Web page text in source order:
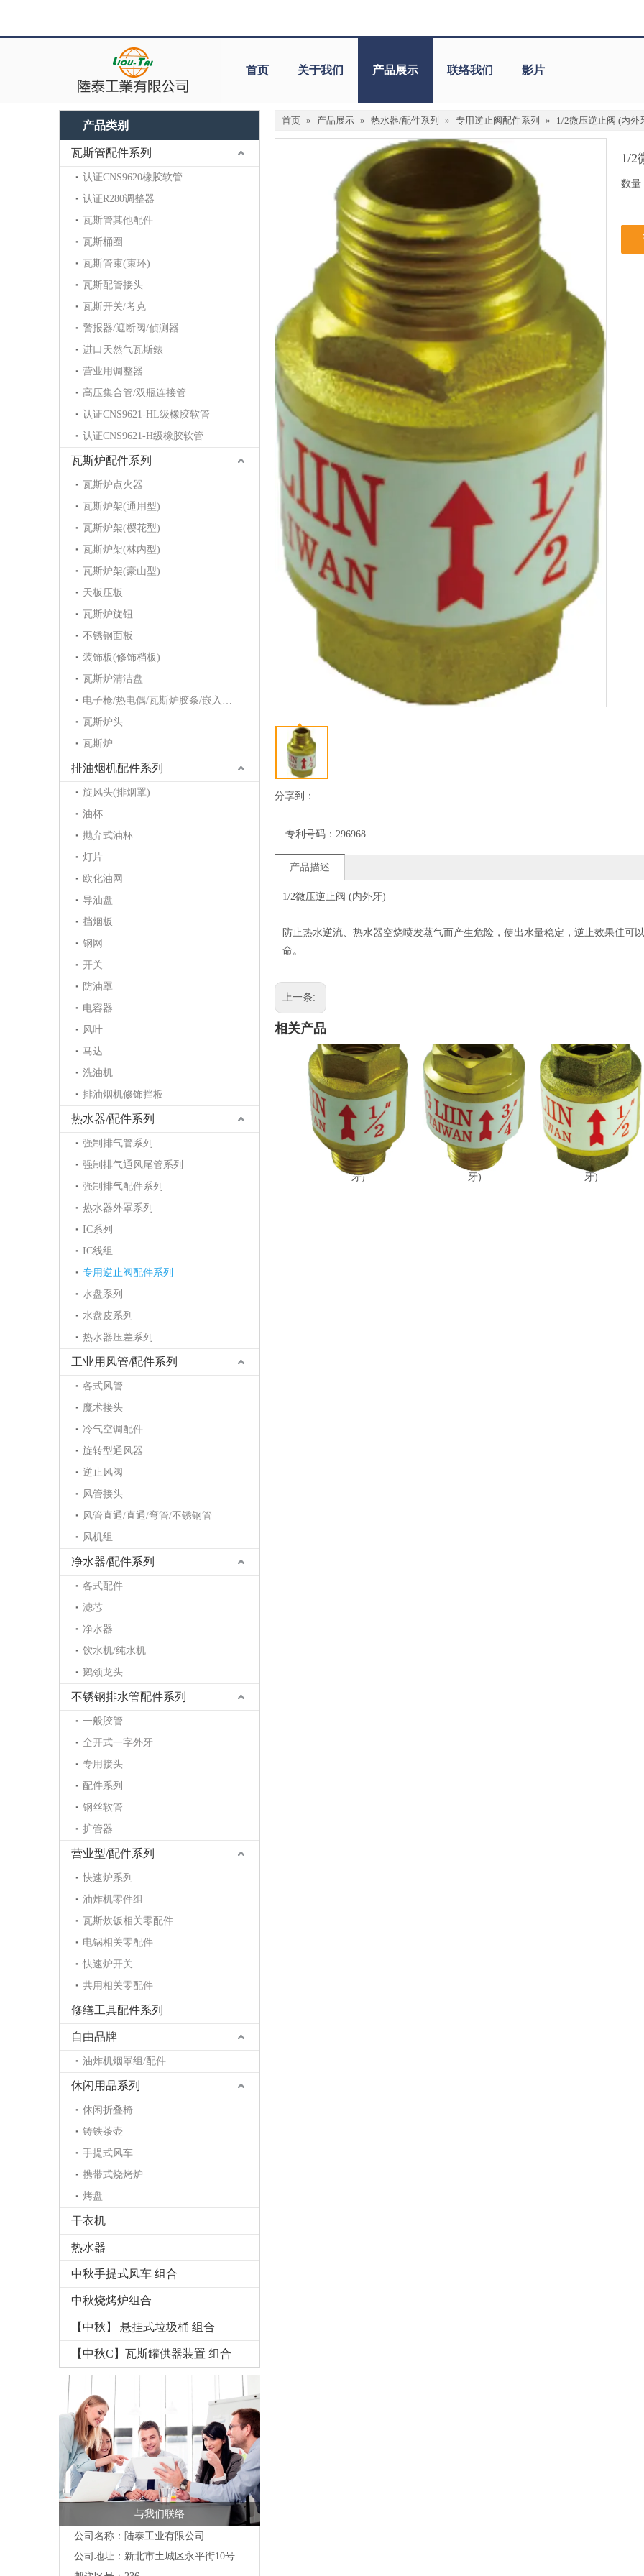
首页 关于我们 产品展示 联络我们 影片
产品类别
瓦斯管配件系列
认证CNS9620橡胶软管
认证R280调整器
瓦斯管其他配件
瓦斯桶圈
瓦斯管束(束环)
瓦斯配管接头
瓦斯开关/考克
警报器/遮断阀/侦测器
进口天然气瓦斯錶
营业用调整器
高压集合管/双瓶连接管
认证CNS9621-HL级橡胶软管
认证CNS9621-H级橡胶软管
瓦斯炉配件系列
瓦斯炉点火器
瓦斯炉架(通用型)
瓦斯炉架(樱花型)
瓦斯炉架(林内型)
瓦斯炉架(豪山型)
天板压板
瓦斯炉旋钮
不锈钢面板
装饰板(修饰档板)
瓦斯炉清洁盘
电子枪/热电偶/瓦斯炉胶条/嵌入炉护角/点火针/电磁阀
瓦斯炉头
瓦斯炉
排油烟机配件系列
旋风头(排烟罩)
油杯
抛弃式油杯
灯片
欧化油网
导油盘
挡烟板
钢网
开关
防油罩
电容器
风叶
马达
洗油机
排油烟机修饰挡板
热水器/配件系列
强制排气管系列
强制排气通风尾管系列
强制排气配件系列
热水器外罩系列
IC系列
IC线组
专用逆止阀配件系列
水盘系列
水盘皮系列
热水器压差系列
工业用风管/配件系列
各式风管
魔术接头
冷气空调配件
旋转型通风器
逆止风阀
风管接头
风管直通/直通/弯管/不锈钢管
风机组
净水器/配件系列
各式配件
滤芯
净水器
饮水机/纯水机
鹅颈龙头
不锈钢排水管配件系列
一般胶管
全开式一字外牙
专用接头
配件系列
钢丝软管
扩管器
营业型/配件系列
快速炉系列
油炸机零件组
瓦斯炊饭相关零配件
电锅相关零配件
快速炉开关
共用相关零配件
修缮工具配件系列
自由品牌
油炸机烟罩组/配件
休闲用品系列
休闲折叠椅
铸铁茶壶
手提式风车
携带式烧烤炉
烤盘
干衣机
热水器
中秋手提式风车 组合
中秋烧烤炉组合
【中秋】 悬挂式垃圾桶 组合
【中秋C】瓦斯罐供器装置 组合
与我们联络
公司名称：陆泰工业有限公司
公司地址： 新北市土城区永平街10号
首页 » 产品展示 » 热水器/配件系列 » 专用逆止阀配件系列 » 1/2微压逆止阀 (内外
分享到：
1/2
数量
专利号码： 296968
产品描述
1/2微压逆止阀 (内外牙)
防止热水逆流、热水器空烧喷发蒸气而产生危险，使出水量稳定，逆止效果佳可
命。
上一条:
相关产品
1/2微压逆止阀 (外内
牙)
3/4微压逆止阀 (外内
牙)
1/2微压逆止阀 (双内
牙)